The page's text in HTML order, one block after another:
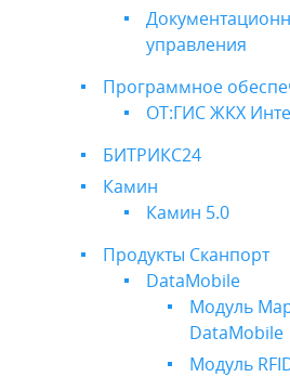
управления
Программное
ОТ:ГИС ЖКХ
БИТРИКС24
Камин
Камин 5.0
Продукты Сканпорт
DataMobile
Модуль
DataMobile
Модуль